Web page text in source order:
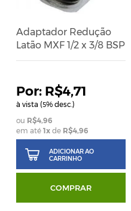
Adaptador Redução
Latão MXF 1/2 x 3/8 BSP
R$4,71
à vista (5% desc.)
R$4,96
em até1x de R$4,96
ADICIONAR AO
CARRINHO
COMPRAR